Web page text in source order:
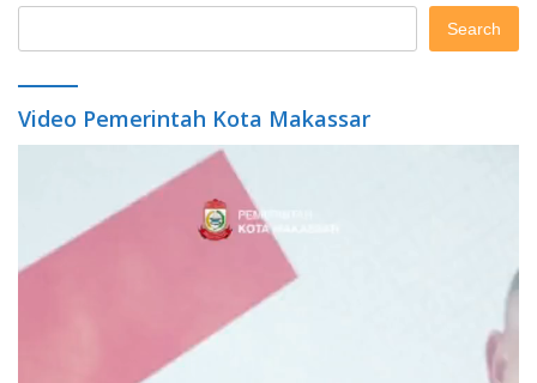
Search
Video Pemerintah Kota Makassar